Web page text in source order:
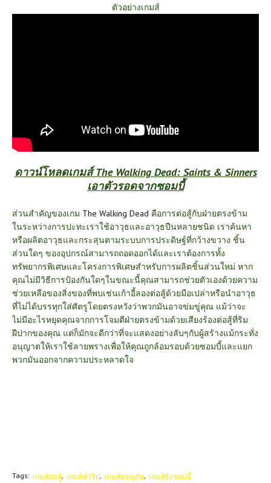
ตัวอย่างเกมส์
ดาวน์โหลดเกมส์ The Walking Dead: Saints & Sinners
เอาตัวรอดจากซอมบี้
ส่วนสำคัญของเกม The Walking Dead คือการต่อสู้กับฝ่ายตรงข้าม
ในระหว่างการปะทะเราใช้อาวุธและอาวุธปืนหลายชนิด เราค้นหา
หรือผลิตอาวุธและกระสุนตามระบบการประดิษฐ์ที่กว้างขวาง ชิ้น
ส่วนใดๆ ของอุปกรณ์สามารถถอดออกได้และเราต้องการทั้ง
ทรัพยากรพิเศษและโครงการพิเศษสำหรับการผลิตชิ้นส่วนใหม่ หาก
คุณไม่มีวิธีการป้องกันใดๆในขณะนี้คุณสามารถช่วยตัวเองด้วยความ
ช่วยเหลือของสิ่งของที่พบเช่นเก้าอี้ลองต่อสู้ด้วยมือเปล่าหรือนำอาวุธ
ที่ไม่ได้บรรทุกใส่ศัตรูโดยตรงหวังว่าพวกมันอาจข่มขู่คุณ แม้ว่าจะ
ไม่มีอะไรหยุดคุณจากการโจมตีฝ่ายตรงข้ามด้วยเสียงร้องต่อสู้ที่ริม
ฝีปากของคุณ แต่ก็มักจะดีกว่าที่จะแสดงอย่างลับๆกับผู้สร้างแม้กระทั่ง
อนุญาตให้เราใช้ลายพรางเพื่อให้คุณถูกล้อมรอบด้วยซอมบี้และแยก
พวกมันออกจากความประหลาดใจ
Tags: เกมส์ต่อสู้ เกมส์ทั่วไป เกมส์ผจญภัย เกมส์ยิงซอมบี้